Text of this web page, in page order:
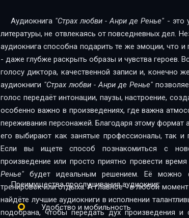
наряду с краткостью, почти строфической, глав
более содействует возникающему от романа
блаженной, нежной и роковой.P. S. Настоящий
Александры Николаевны Чеботаревской (умерла
него всю свою чуткость и мастерство
01_12_Strah lyubvi
01_13_Strah lyubvi
01_14_Strah lyubvi
01_15_Strah lyubvi
02_01_Strah lyubvi
02_02_Strah lyubvi
02_03_Strah lyubvi
02_04_Strah lyubvi
02_06_Strah lyubvi
Аудиокнига "Страх любви - Анри де Ренье" - это
литературы, не отвлекаясь от повседневных дел.
аудиокнига способна подарить те же эмоции, что и
- даже глубже раскрыть образы и чувства героев.
голосу диктора, качественной записи и, конечно
аудиокниги "Страх любви - Анри де Ренье"
голос передаёт интонации, паузы, настроение,
особенно важно в произведениях, где важна
переживания персонажей. Благодаря этому формат
его выбирают как занятые профессионалы, так и
Если вы ищете способ познакомиться с
произведение или просто приятно провести
Ренье" будет идеальным решением. Её можно
тренировок или отдыха. А главное - в любой
найдёте лучшие аудиокниги в исполнении
подобрана, чтобы передать дух произведения и
Преимущества прослушивания аудиокниг:
Удобство и мобильность